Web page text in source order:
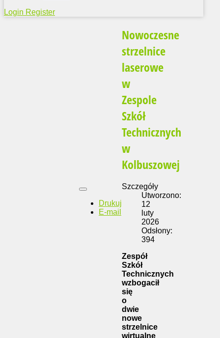
Login Register
Nowoczesne
strzelnice
laserowe
w
Zespole
Szkół
Technicznych
w
Kolbuszowej
Drukuj
E-mail
Szczegóły
Utworzono:
12
luty
2026
Odsłony:
394
Zespół
Szkół
Technicznych
wzbogacił
się
o
dwie
nowe
strzelnice
wirtualne